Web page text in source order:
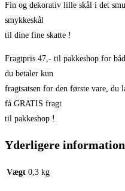
Fin og dekorativ lille skål i det
smykkeskål
til dine fine skatte !
Fragtpris 47,- til pakkeshop for
du betaler kun
fragtsatsen for den første vare,
få GRATIS fragt
til pakkeshop !
Yderligere information
Vægt 0,3 kg